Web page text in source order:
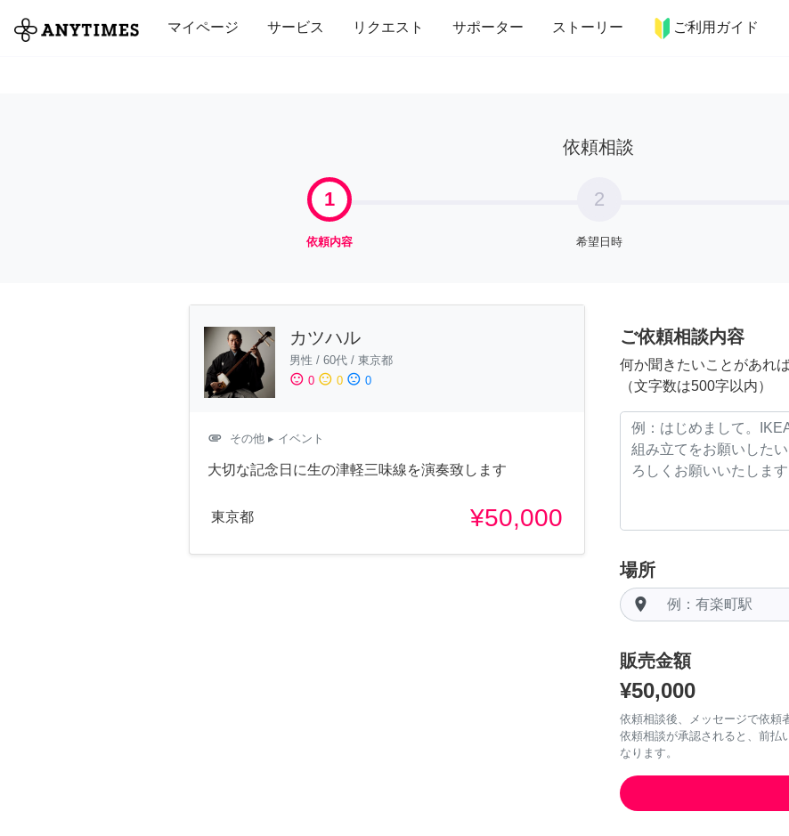
マイページ サービス リクエスト サポーター ストーリー ご利用ガイド
全て 修理・組立 家事 引っ越し インテリア 趣味・習い事 ペット 料理
依頼相談
1
依頼内容
2
希望日時
カツハル
男性 / 60代 / 東京都
sentiment_satisfied 0 sentiment_neutral 0 sentiment_dissatisfied 0
attachment その他 ▸ イベント
大切な記念日に生の津軽三味線を演奏致します
東京都 ¥50,000
ご依頼相談内容
何か聞きたいことがあれ
（文字数は500字以内）
場所
room
販売金額
¥50,000
依頼相談後、メッセージで依頼
依頼相談が承認されると、前払
なります。